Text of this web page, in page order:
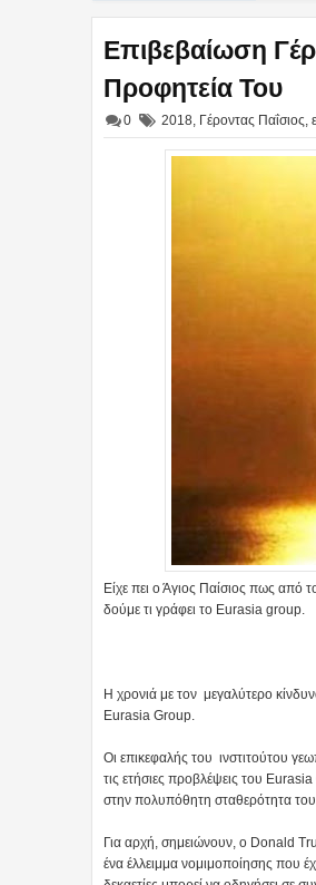
Επιβεβαίωση
Προφητεία Του
0 2018 Γέροντας Παΐσιος
Είχε πει ο Άγιος Παίσιος πως από
δούμε τι γράφει το Eurasia group.
Η χρονιά με τoν μεγαλύτερο
Eurasia Group.
Οι επικεφαλής του ινστιτούτου
τις ετήσιες προβλέψεις του
στην πολυπόθητη σταθερότητα
Για αρχή, σημειώνουν, ο Donald
ένα έλλειμμα νομιμοποίησης που